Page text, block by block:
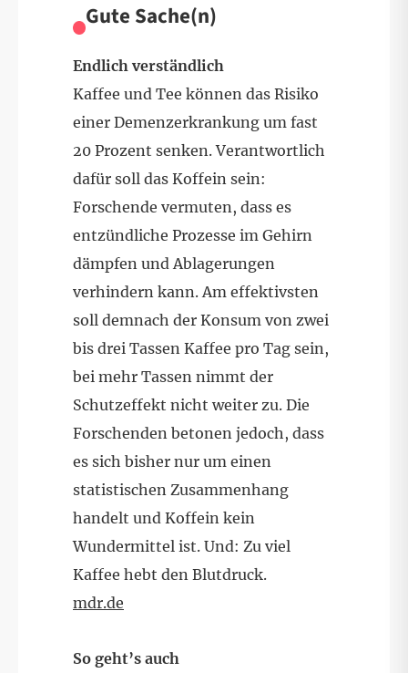
Gute Sache(n)
Endlich verständlich
Kaffee und Tee können das Risiko
einer Demenzerkrankung um fast
20 Prozent senken. Verantwortlich
dafür soll das Koffein sein:
Forschende vermuten, dass es
entzündliche Prozesse im Gehirn
dämpfen und Ablagerungen
verhindern kann. Am effektivsten
soll demnach der Konsum von zwei
bis drei Tassen Kaffee pro Tag sein,
bei mehr Tassen nimmt der
Schutzeffekt nicht weiter zu. Die
Forschenden betonen jedoch, dass
es sich bisher nur um einen
statistischen Zusammenhang
handelt und Koffein kein
Wundermittel ist. Und: Zu viel
Kaffee hebt den Blutdruck.
mdr.de
So geht’s auch